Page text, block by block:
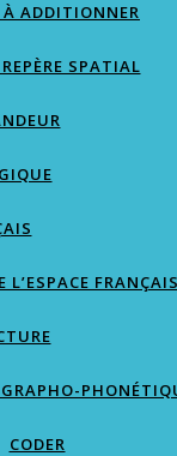
À ADDITIONNER
SPATIAL
FRANÇAIS
CODER